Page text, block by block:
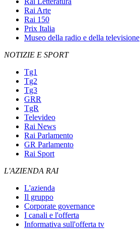
Rai Arte
Rai 150
Prix Italia
Museo della radio e della televisione
NOTIZIE E SPORT
Tg1
Tg2
Tg3
GRR
TgR
Televideo
Rai News
Rai Parlamento
GR Parlamento
Rai Sport
L'AZIENDA RAI
L'azienda
Il gruppo
Corporate governance
I canali e l'offerta
Informativa sull'offerta tv